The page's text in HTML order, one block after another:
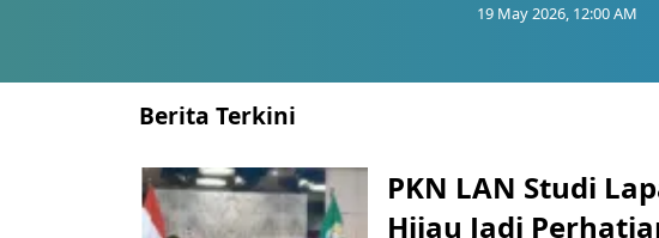
19 May 2026, 12:00 AM
Berita Terkini
PKN LAN Studi
Hijau Jadi